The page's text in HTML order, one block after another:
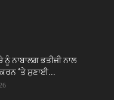
ਨੂੰ ਨਾਬਾਲਗ ਭਤੀਜੀ ਨਾਲ
‘ਤੇ ਸੁਣਾਈ...